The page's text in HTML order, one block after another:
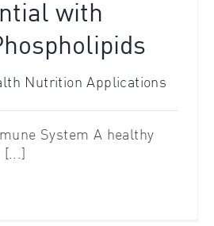
with
Nutrition Applications
System A healthy